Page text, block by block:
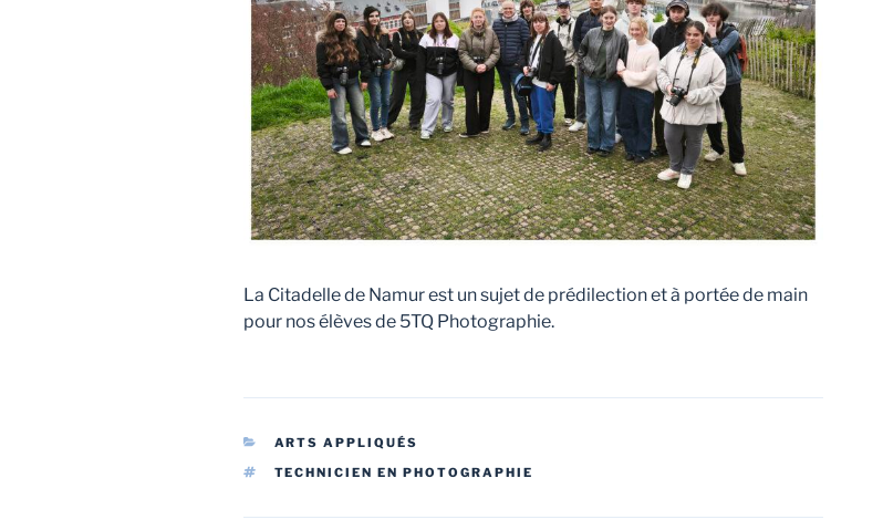
La Citadelle de Namur est un sujet de prédilection et à portée de main
pour nos élèves de 5TQ Photographie.
CATÉGORIES
ARTS APPLIQUÉS
ÉTIQUETTES
TECHNICIEN EN PHOTOGRAPHIE